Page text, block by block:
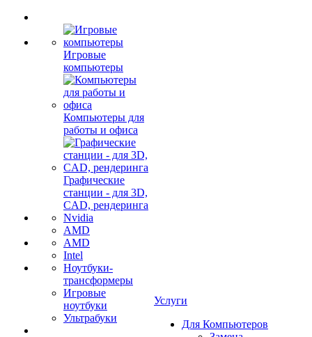
Игровые
компьютеры
Компьютеры для
работы и офиса
Графические
станции - для 3D,
CAD, рендеринга
Nvidia
AMD
AMD
Intel
Ноутбуки-
трансформеры
Игровые
ноутбуки
Ультрабуки
Услуги
Для Компьютеров